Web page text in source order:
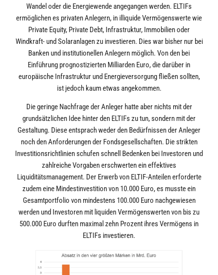
Wandel oder die Energiewende angegangen werden. ELTIFs
ermöglichen es privaten Anlegern, in illiquide Vermögenswerte wie
Private Equity, Private Debt, Infrastruktur, Immobilien oder
Windkraft- und Solaranlagen zu investieren. Dies war bisher nur bei
Banken und institutionellen Anlegern möglich. Von den bei
Einführung prognostizierten Milliarden Euro, die darüber in
europäische Infrastruktur und Energieversorgung fließen sollten,
ist jedoch kaum etwas angekommen.
Die geringe Nachfrage der Anleger hatte aber nichts mit der
grundsätzlichen Idee hinter den ELTIFs zu tun, sondern mit der
Gestaltung. Diese entsprach weder den Bedürfnissen der Anleger
noch den Anforderungen der Fondsgesellschaften. Die strikten
Investitionsrichtlinien schufen schnell Bedenken bei Investoren und
zahlreiche Vorgaben erschwerten ein effektives
Liquiditätsmanagement. Der Erwerb von ELTIF-Anteilen erforderte
zudem eine Mindestinvestition von 10.000 Euro, es musste ein
Gesamtportfolio von mindestens 100.000 Euro nachgewiesen
werden und Investoren mit liquiden Vermögenswerten von bis zu
500.000 Euro durften maximal zehn Prozent ihres Vermögens in
ELTIFs investieren.